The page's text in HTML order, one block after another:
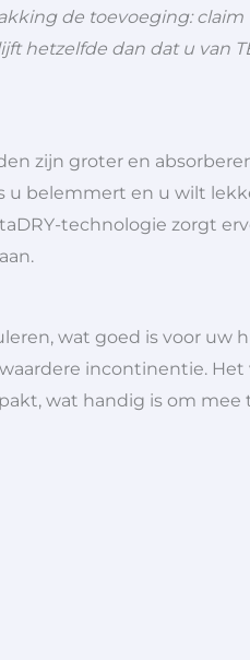
de toevoeging: claim
hetzelfde dan dat u van
zijn groter en
u belemmert en u wilt
technologie zorgt
wat goed is voor uw
incontinentie. Het
wat handig is om mee